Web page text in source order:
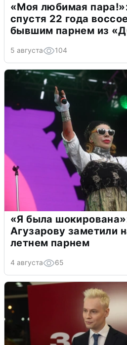
«Моя любимая
спустя 22 года
бывшим парнем из
5 августа 104
«Я была
Агузарову заметили
летнем парнем
4 августа 65